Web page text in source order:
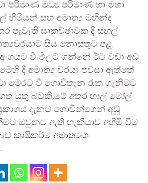
පරිමාණ මධ්‍ය පරිමාණ හා මහා
හිමියන් සහ අමාත්‍ය මහින්ද
පැවැති සාකච්ඡාවක දී සහල්
සිය නොසතුට පළ
වී මිලට ගන්නේ ඊට වඩා අඩු
දී අමාත්‍ය වරයා පවසා ඇත්තේ
මෙරට වී ගොවිතැන රැක ගැනීමට
යුතු බවකි.මේ අතර හාල් මෝල්
දැනට ගොවීන්ගෙන් අඩු
ඔවුනට ඇති හැකියාව අහිමි වීම
කෘෂිකර්ම අමාත්‍යංශ